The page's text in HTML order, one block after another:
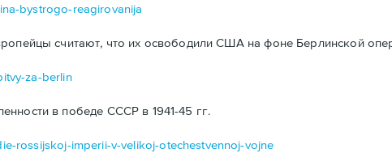
bystrogo-reagirovanija
считают, что их освободили США на фоне Берлинской
za-berlin
в победе СССР в 1941-45 гг.
rossijskoj-imperii-v-velikoj-otechestvennoj-vojne